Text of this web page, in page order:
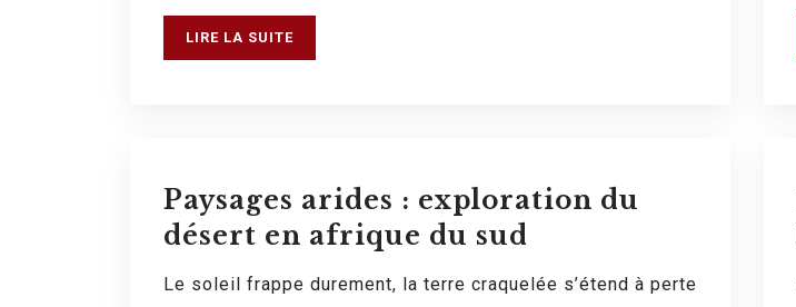
LIRE LA SUITE
Paysages arides : exploration du
désert en afrique du sud
Le soleil frappe durement, la terre craquelée s’étend à perte